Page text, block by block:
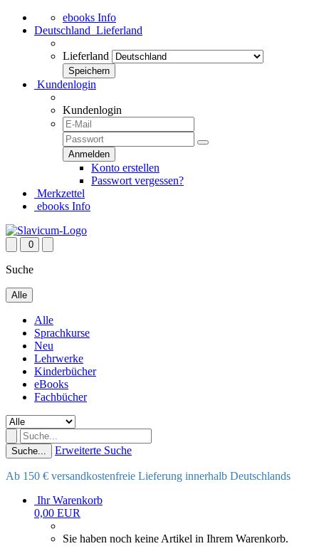
ebooks Info
Deutschland Lieferland
Lieferland
Kundenlogin
Kundenlogin
Konto erstellen
Passwort vergessen?
Merkzettel
ebooks Info
0
Suche
Alle
Alle
Sprachkurse
Neu
Lehrwerke
Kinderbücher
eBooks
Fachbücher
Suche... Erweiterte Suche
Ab 150 € versandkostenfreie Lieferung innerhalb Deutschlands
Ihr Warenkorb
0,00 EUR
Sie haben noch keine Artikel in Ihrem Warenkorb.